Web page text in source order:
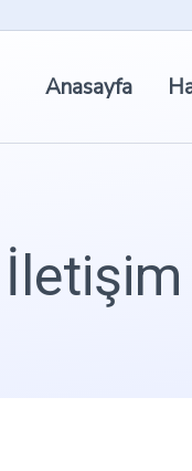
Anasayfa